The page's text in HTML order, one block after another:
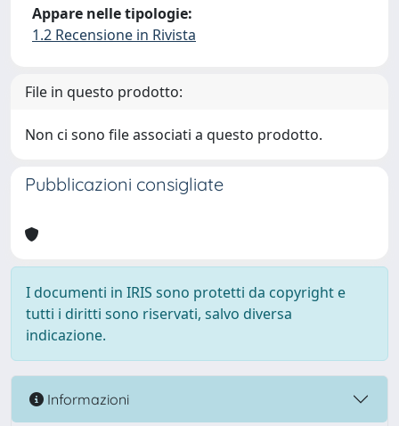
Appare nelle tipologie:
1.2 Recensione in Rivista
File in questo prodotto:
Non ci sono file associati a questo prodotto.
Pubblicazioni consigliate
I documenti in IRIS sono protetti da copyright e
tutti i diritti sono riservati, salvo diversa
indicazione.
Informazioni